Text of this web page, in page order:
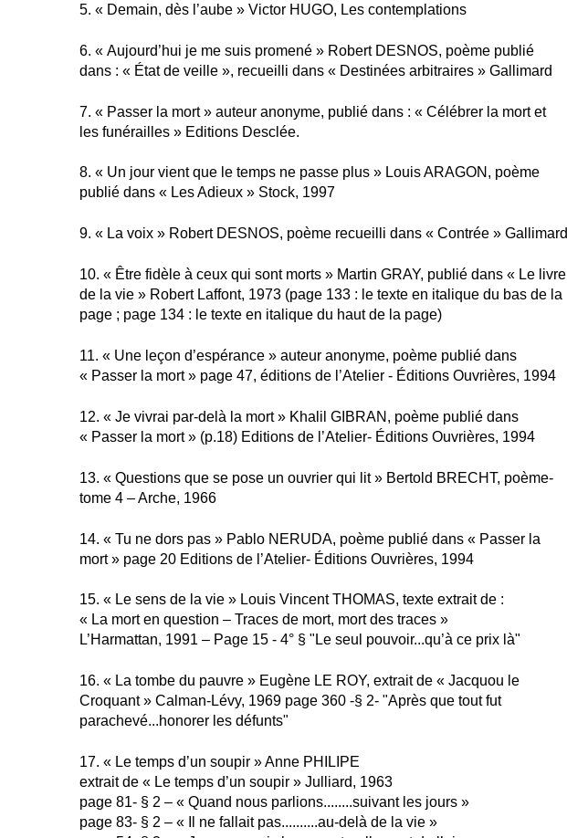
5. « Demain, dès l’aube » Victor HUGO, Les contemplations
6. « Aujourd’hui je me suis promené » Robert DESNOS, poème publié
dans : « État de veille », recueilli dans « Destinées arbitraires » Gallimard
7. « Passer la mort » auteur anonyme, publié dans : « Célébrer la mort et
les funérailles » Editions Desclée.
8. « Un jour vient que le temps ne passe plus » Louis ARAGON, poème
publié dans « Les Adieux » Stock, 1997
9. « La voix » Robert DESNOS, poème recueilli dans « Contrée » Gallimard
10. « Être fidèle à ceux qui sont morts » Martin GRAY, publié dans « Le livre
de la vie » Robert Laffont, 1973 (page 133 : le texte en italique du bas de la
page ; page 134 : le texte en italique du haut de la page)
11. « Une leçon d’espérance » auteur anonyme, poème publié dans
« Passer la mort » page 47, éditions de l’Atelier - Éditions Ouvrières, 1994
12. « Je vivrai par-delà la mort » Khalil GIBRAN, poème publié dans
« Passer la mort » (p.18) Editions de l’Atelier- Éditions Ouvrières, 1994
13. « Questions que se pose un ouvrier qui lit » Bertold BRECHT, poème-
tome 4 – Arche, 1966
14. « Tu ne dors pas » Pablo NERUDA, poème publié dans « Passer la
mort » page 20 Editions de l’Atelier- Éditions Ouvrières, 1994
15. « Le sens de la vie » Louis Vincent THOMAS, texte extrait de :
« La mort en question – Traces de mort, mort des traces »
L’Harmattan, 1991 – Page 15 - 4° § "Le seul pouvoir...qu’à ce prix là"
16. « La tombe du pauvre » Eugène LE ROY, extrait de « Jacquou le
Croquant » Calman-Lévy, 1969 page 360 -§ 2- "Après que tout fut
parachevé...honorer les défunts"
17. « Le temps d’un soupir » Anne PHILIPE
extrait de « Le temps d’un soupir » Julliard, 1963
page 81- § 2 – « Quand nous parlions........suivant les jours »
page 83- § 2 – « Il ne fallait pas..........au-delà de la vie »